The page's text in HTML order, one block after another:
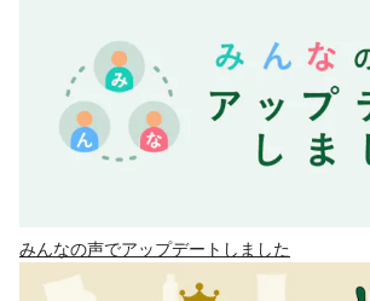
みんなの声でアップデートしました